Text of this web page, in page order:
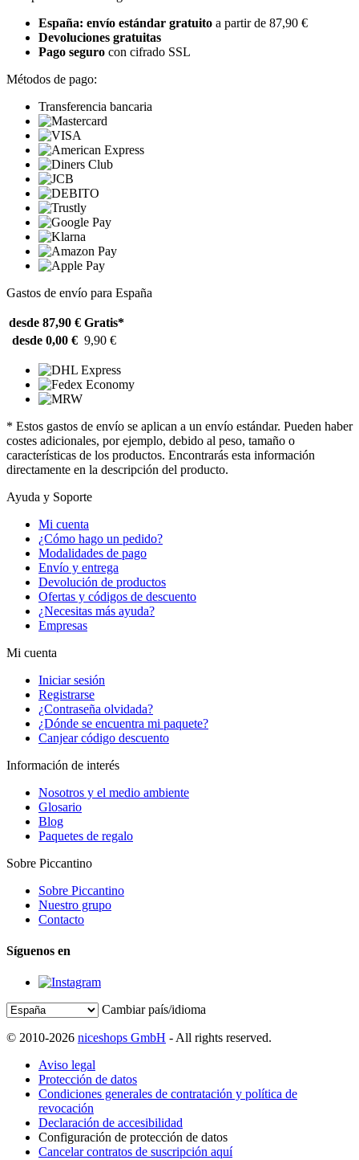
España: envío estándar gratuito a partir de 87,90 €
Devoluciones gratuitas
Pago seguro con cifrado SSL
Métodos de pago:
Transferencia bancaria
Gastos de envío para España
desde 87,90 € Gratis*
desde 0,00 € 9,90 €
* Estos gastos de envío se aplican a un envío estándar. Pueden haber
costes adicionales, por ejemplo, debido al peso, tamaño o
características de los productos. Encontrarás esta información
directamente en la descripción del producto.
Ayuda y Soporte
Mi cuenta
¿Cómo hago un pedido?
Modalidades de pago
Envío y entrega
Devolución de productos
Ofertas y códigos de descuento
¿Necesitas más ayuda?
Empresas
Mi cuenta
Iniciar sesión
Registrarse
¿Contraseña olvidada?
¿Dónde se encuentra mi paquete?
Canjear código descuento
Información de interés
Nosotros y el medio ambiente
Glosario
Blog
Paquetes de regalo
Sobre Piccantino
Sobre Piccantino
Nuestro grupo
Contacto
Síguenos en
Cambiar país/idioma
© 2010-2026 niceshops GmbH - All rights reserved.
Aviso legal
Protección de datos
Condiciones generales de contratación y política de
revocación
Declaración de accesibilidad
Configuración de protección de datos
Cancelar contratos de suscripción aquí